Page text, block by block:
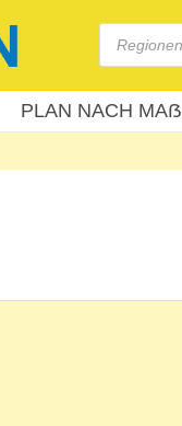
Products
search
PLAN NACH MAẞ